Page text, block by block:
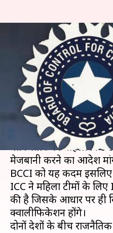
पाकिस्तानी टीम
लिए भारत
मंत्रालय को लिखा
लेखन Neeraj Pandey Jun 07, 2019
क्या है खबर?
भारतीय क्रिकेट बोर्ड
पाकिस्तान की महिला
मेजबानी करने का आदेश
BCCI को यह कदम इसलिए
ICC ने महिला टीमों के
की है जिसके आधार पर ही
क्वालीफिकेशन होंगे।
दोनों देशों के बीच